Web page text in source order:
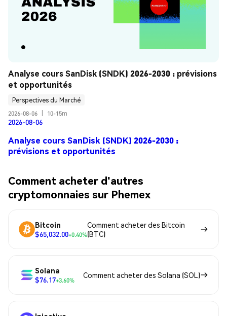
Analyse cours SanDisk (SNDK) 2026-2030 : prévisions
et opportunités
Perspectives du Marché
2026-08-06
10-15m
2026-08-06
Analyse cours SanDisk (SNDK) 2026-2030 :
prévisions et opportunités
Comment acheter d'autres
cryptomonnaies sur Phemex
Bitcoin
$65,032.00+0.40%
Comment acheter des Bitcoin
(BTC)
Solana
$76.17+3.60%
Comment acheter des Solana (SOL)